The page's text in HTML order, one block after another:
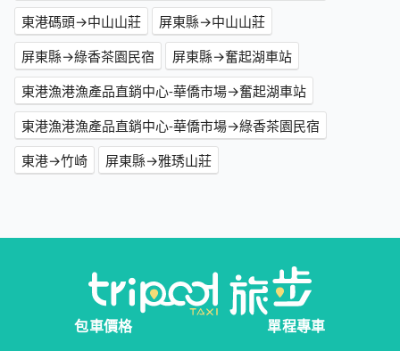
東港碼頭→中山山莊
屏東縣→中山山莊
屏東縣→綠香茶園民宿
屏東縣→奮起湖車站
東港漁港漁產品直銷中心-華僑市場→奮起湖車站
東港漁港漁產品直銷中心-華僑市場→綠香茶園民宿
東港→竹崎
屏東縣→雅琇山莊
包車價格
單程專車